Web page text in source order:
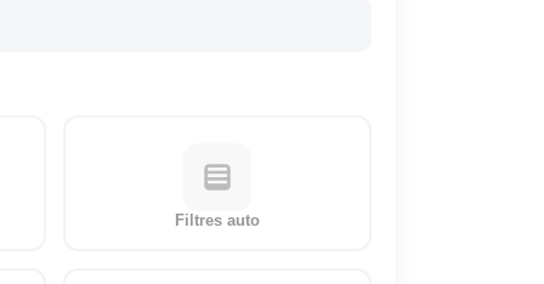
Filtres auto